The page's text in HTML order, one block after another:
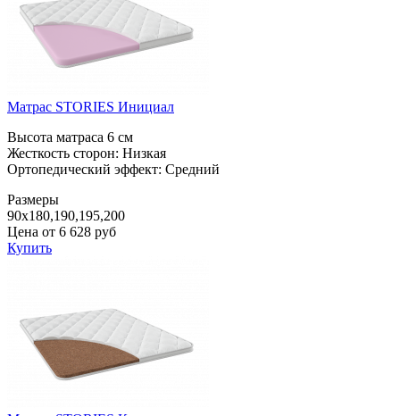
Матрас STORIES Инициал
Высота матраса 6 см
Жесткость сторон: Низкая
Ортопедический эффект: Средний
Размеры
90x180,190,195,200
Цена от 6 628 руб
Купить